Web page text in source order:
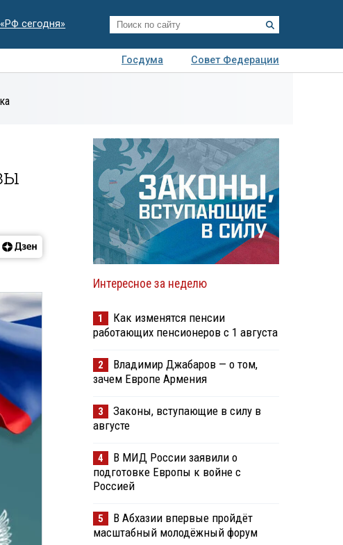
сегодня»
Госдума
Совет Федерации
Интересное за неделю
1
Как изменятся пенсии
работающих пенсионеров с 1 августа
2
Владимир Джабаров — о том,
зачем Европе Армения
3
Законы, вступающие в силу в
августе
4
В МИД России заявили о
подготовке Европы к войне с
Россией
5
В Абхазии впервые пройдёт
масштабный молодёжный форум